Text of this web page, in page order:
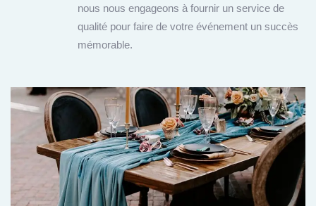
nous nous engageons à fournir un service de
qualité pour faire de votre événement un succès
mémorable.